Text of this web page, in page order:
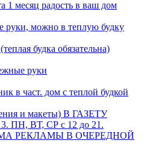
1 месяц радость в ваш дом
руки, можно в теплую будку
будка обязательна)
руки
в част. дом с теплой будкой
и макеты) В ГАЗЕТУ
ВТ, СР с 12 до 21.
РЕКЛАМЫ В ОЧЕРЕДНОЙ